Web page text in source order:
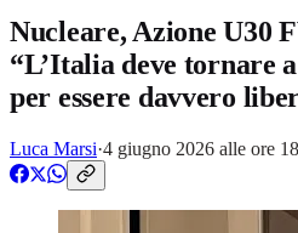
Nucleare, Azione U30
“L’Italia deve tornare
per essere davvero
Luca Marsi·4 giugno 2026 alle ore